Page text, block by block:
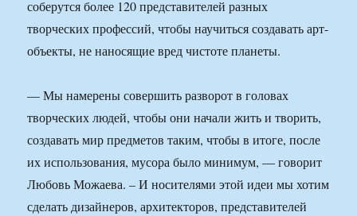
соберутся более 120 представителей разных
творческих профессий, чтобы научиться создавать арт-
объекты, не наносящие вред чистоте планеты.
— Мы намерены совершить разворот в головах
творческих людей, чтобы они начали жить и творить,
создавать мир предметов таким, чтобы в итоге, после
их использования, мусора было минимум, — говорит
Любовь Можаева. – И носителями этой идеи мы хотим
сделать дизайнеров, архитекторов, представителей